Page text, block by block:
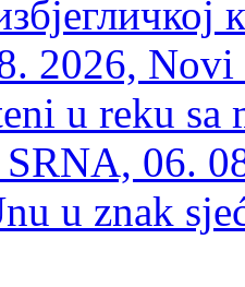
2026, Novi
u reku sa
06.
u znak